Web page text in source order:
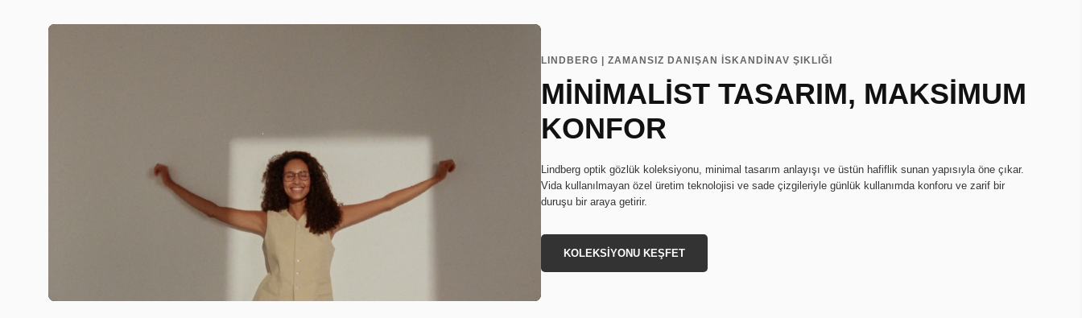
LINDBERG | ZAMANSIZ DANIŞAN İSKANDİNAV ŞIKLIĞI
MİNİMALİST TASARIM, MAKSİMUM
KONFOR
Lindberg optik gözlük koleksiyonu, minimal tasarım anlayışı ve üstün hafiflik sunan yapısıyla öne çıkar.
Vida kullanılmayan özel üretim teknolojisi ve sade çizgileriyle günlük kullanımda konforu ve zarif bir
duruşu bir araya getirir.
KOLEKSİYONU KEŞFET